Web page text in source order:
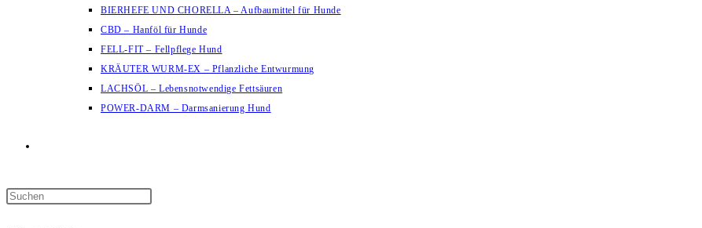
BIERHEFE UND CHORELLA – Aufbaumittel für Hunde
CBD – Hanföl für Hunde
FELL-FIT – Fellpflege Hund
KRÄUTER WURM-EX – Pflanzliche Entwurmung
LACHSÖL – Lebensnotwendige Fettsäuren
POWER-DARM – Darmsanierung Hund
Suche